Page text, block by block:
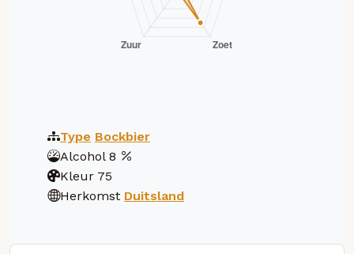
Type Bockbier
Alcohol 8
Kleur 75
Herkomst Duitsland